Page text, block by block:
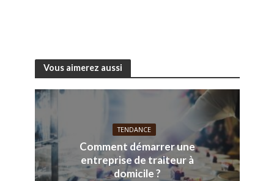
Vous aimerez aussi
TENDANCE
Comment démarrer une
entreprise de traiteur à
domicile ?